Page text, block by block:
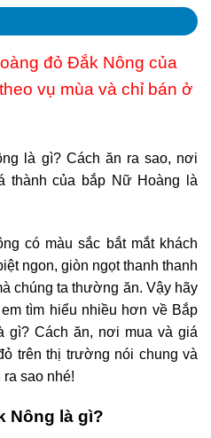
đỏ Đắk Nông của
vụ mùa và chỉ bán ở
là gì? Cách ăn ra sao, nơi
thành của bắp Nữ Hoàng là
có màu sắc bắt mắt khách
ngon, giòn ngọt thanh thanh
chúng ta thường ăn. Vậy hãy
tìm hiểu nhiều hơn về Bắp
gì? Cách ăn, nơi mua và giá
trên thị trường nói chung và
sao nhé!
Nông là gì?